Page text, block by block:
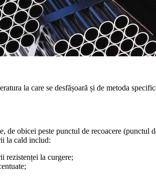
la care se desfășoară și de metoda
obicei peste punctul de recoacere
la cald includ:
rezistenței la curgere;